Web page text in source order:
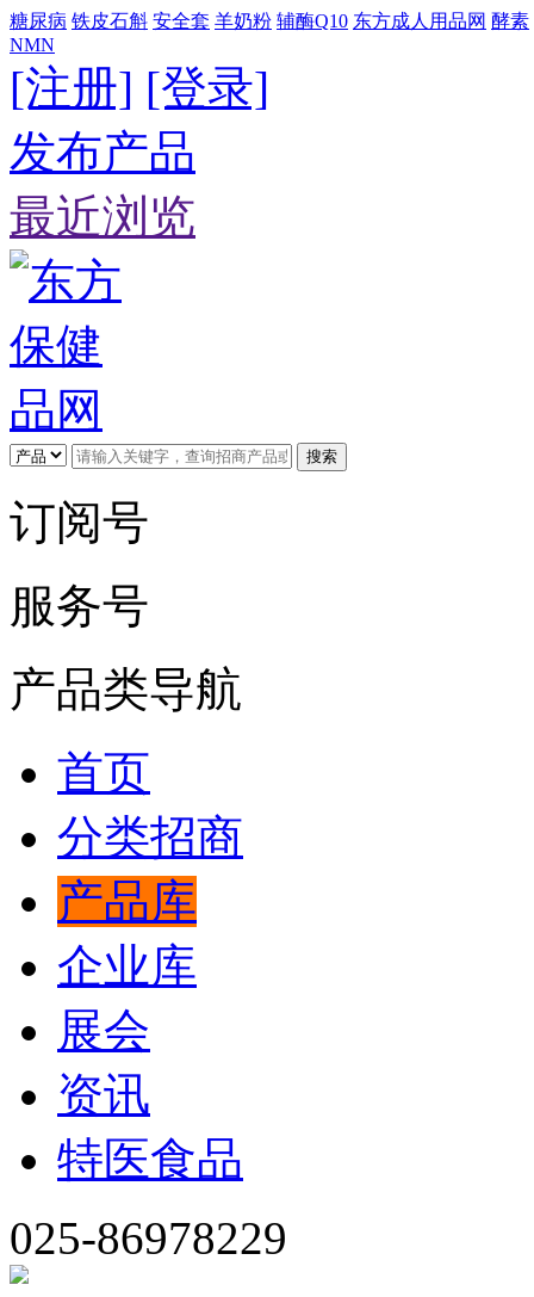
糖尿病 铁皮石斛 安全套 羊奶粉 辅酶Q10 东方成人用品网 酵素
NMN
[注册] [登录]
发布产品
最近浏览
搜索
订阅号
服务号
产品类导航
首页
分类招商
产品库
企业库
展会
资讯
特医食品
025-86978229